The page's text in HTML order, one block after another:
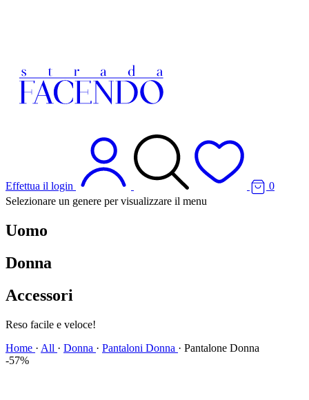
Effettua il login
0
Selezionare un genere per visualizzare il menu
Uomo
Donna
Accessori
Spedizione veloce!
Home · All · Donna · Pantaloni Donna · Pantalone Donna
-57%